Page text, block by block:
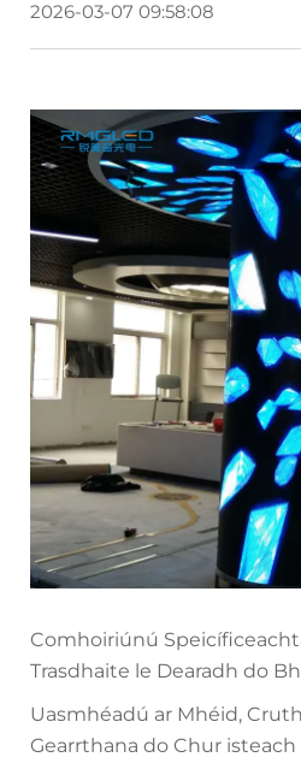
2026-03-07 09:58:08
Comhoiriúnú
Trasdhaite le Dearadh do
Uasmhéadú ar Mhéid,
Gearrthana do Chur